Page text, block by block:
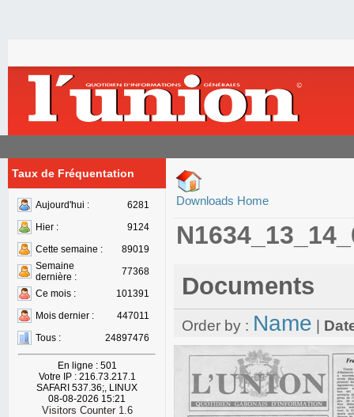
Taux de Fréquentation
Aujourd'hui :
6281
Hier :
9124
Cette semaine :
89019
Semaine
dernière :
77368
Ce mois :
101391
Mois dernier :
447011
Tous :
24897476
En ligne : 501
Votre IP : 216.73.217.1
SAFARI 537.36;, LINUX
08-08-2026 15:21
Visitors Counter 1.6
Downloads Home
Documents
Order by : Name